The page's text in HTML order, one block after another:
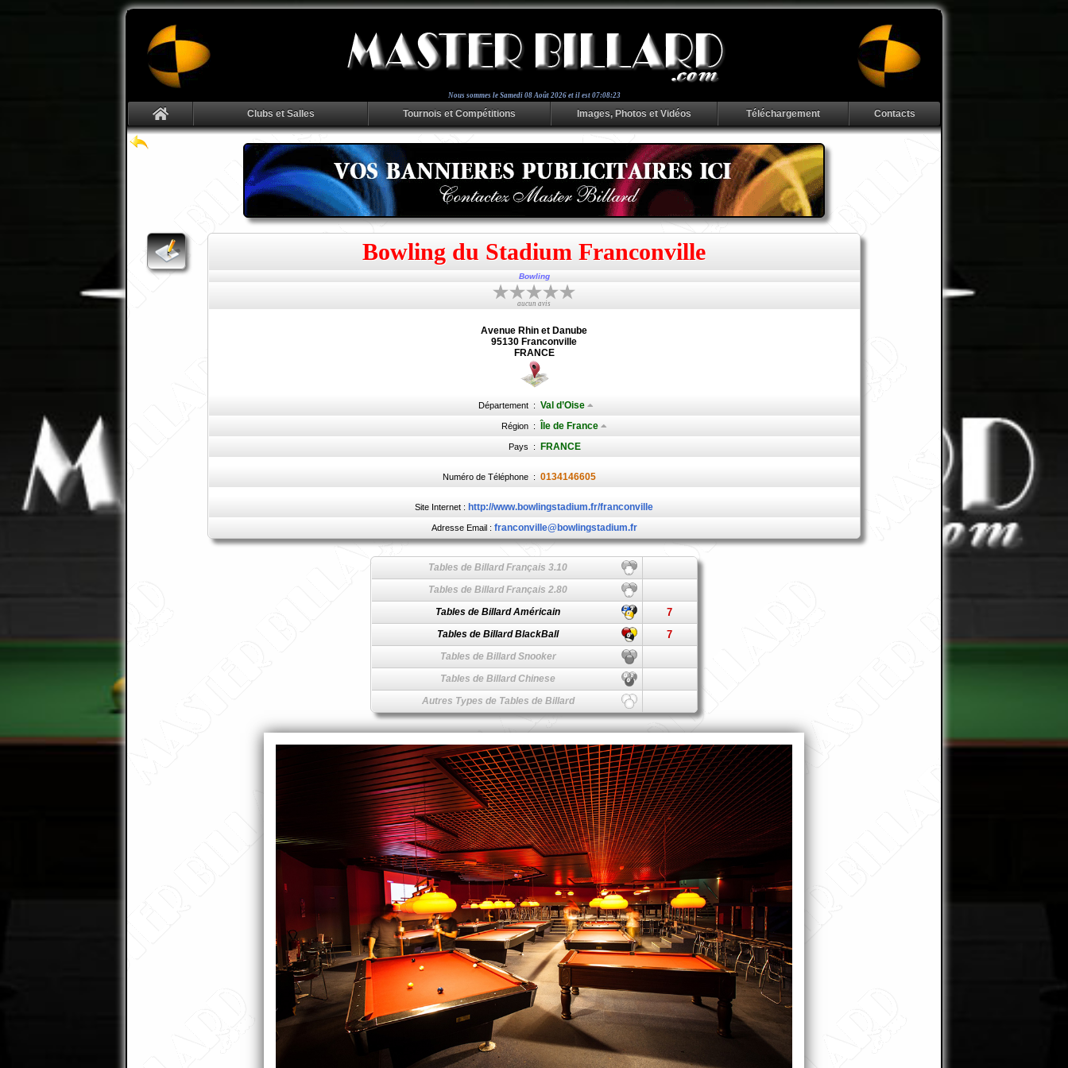
Nous sommes le Samedi 08 Août 2026 et il est 07:08:23
Clubs et Salles Tournois et Compétitions Images, Photos et Vidéos Téléchargement Contacts
Bowling du Stadium Franconville
Bowling
aucun avis
Avenue Rhin et Danube
95130 Franconville
FRANCE
Département : Val d’Oise
Région : Île de France
Pays : FRANCE
Numéro de Téléphone : 0134146605
Site Internet : http://www.bowlingstadium.fr/franconville
Adresse Email : franconville@bowlingstadium.fr
Tables de Billard Français 3.10
Tables de Billard Français 2.80
Tables de Billard Américain
7
Tables de Billard BlackBall 7
Tables de Billard Snooker
Tables de Billard Chinese
Autres Types de Tables de Billard